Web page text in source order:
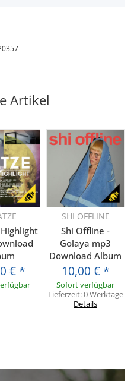
Artikel
€ *
SHI OFFLINE
Shi Offline -
Golaya mp3
Download Album
10,00 € *
Sofort verfügbar
Lieferzeit:0 Werktage
Details